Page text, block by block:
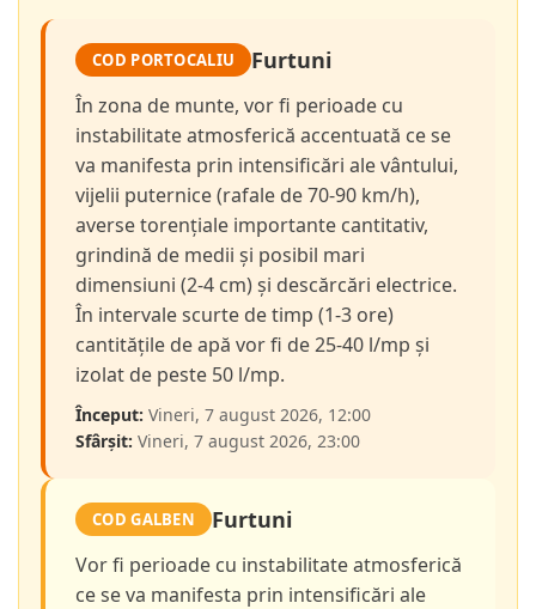
COD PORTOCALIU Furtuni
În zona de munte, vor fi perioade cu
instabilitate atmosferică accentuată ce se
va manifesta prin intensificări ale vântului,
vijelii puternice (rafale de 70-90 km/h),
averse torențiale importante cantitativ,
grindină de medii și posibil mari
dimensiuni (2-4 cm) și descărcări electrice.
În intervale scurte de timp (1-3 ore)
cantitățile de apă vor fi de 25-40 l/mp și
izolat de peste 50 l/mp.
Început: Vineri, 7 august 2026, 12:00
Sfârșit: Vineri, 7 august 2026, 23:00
COD GALBEN Furtuni
Vor fi perioade cu instabilitate atmosferică
ce se va manifesta prin intensificări ale